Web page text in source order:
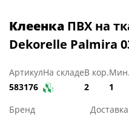
Клеенка ПВХ на
Dekorelle Palmira
Артикул
583176
На складеВ кор.
2
1
Бренд
Доставка